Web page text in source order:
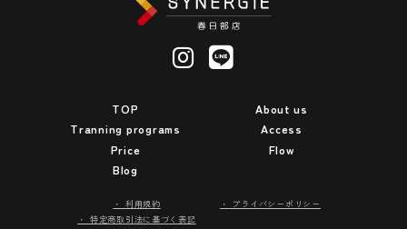
TOP
About us
Tranning programs
Access
Price
Flow
Blog
利用規約
プライバシーポリシー
特定商取引法に基づく表記